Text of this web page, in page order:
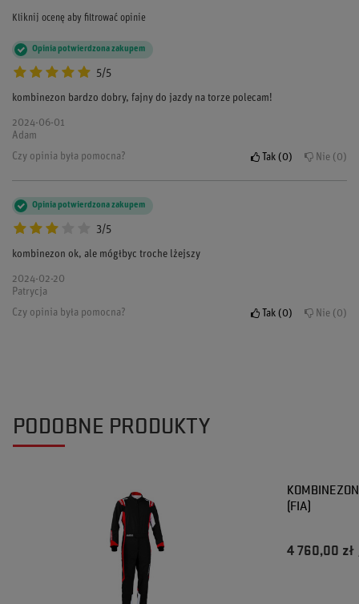
Kliknij ocenę aby filtrować opinie
5/5
Opinia potwierdzona zakupem
kombinezon bardzo dobry, fajny do jazdy na torze polecam!
2024-06-01
Adam
Czy opinia była pomocna?
Tak 0 Nie 0
3/5
Opinia potwierdzona zakupem
kombinezon ok, ale mógłbyc troche lżejszy
2024-02-20
Patrycja
Czy opinia była pomocna?
Tak 0 Nie 0
PODOBNE PRODUKTY
(FIA)
4 760,00 zł